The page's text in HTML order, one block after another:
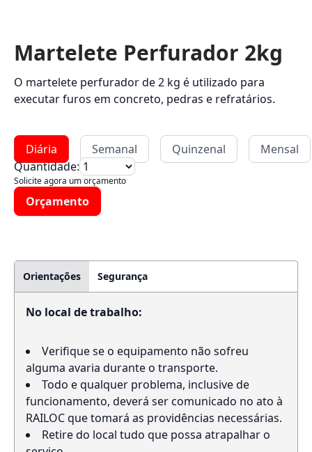
Martelete Perfurador 2kg
O martelete perfurador de 2 kg é utilizado para
executar furos em concreto, pedras e refratários.
Diária Semanal Quinzenal
Mensal
Quantidade:
Solicite agora um orçamento
Orçamento
Orientações Segurança
No local de trabalho:
Verifique se o equipamento não sofreu
alguma avaria durante o transporte.
Todo e qualquer problema, inclusive de
funcionamento, deverá ser comunicado no ato à
RAILOC que tomará as providências necessárias.
Retire do local tudo que possa atrapalhar o